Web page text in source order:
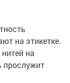
на этикетке.
на
прослужит